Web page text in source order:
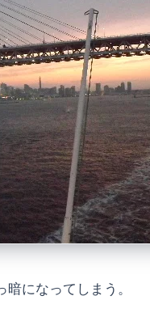
になってしまう。